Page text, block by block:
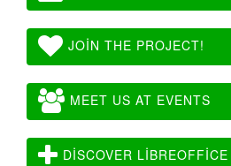
JOIN THE PROJECT!
MEET US AT EVENTS
DISCOVER LIBREOFFICE